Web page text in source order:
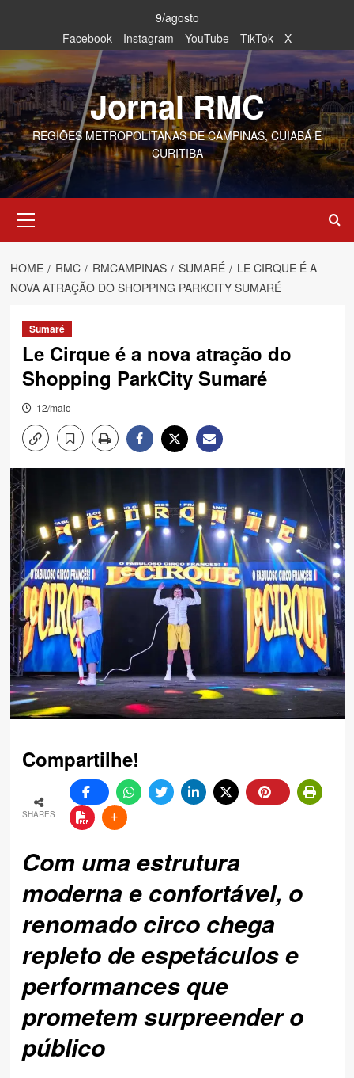
content
9/agosto
Facebook
Instagram YouTube TikTok X
Jornal RMC
REGIÕES METROPOLITANAS DE CAMPINAS, CUIABÁ E
CURITIBA
Menu
HOME RMC RMCAMPINAS SUMARÉ
LE CIRQUE É A
NOVA ATRAÇÃO DO SHOPPING PARKCITY SUMARÉ
Sumaré
Le Cirque é a nova atração do
Shopping ParkCity Sumaré
12/maio
Compartilhe!
SHARES
Com uma estrutura
moderna e confortável, o
renomado circo chega
repleto de espetáculos e
performances que
prometem surpreender o
público